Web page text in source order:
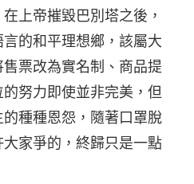
在上帝摧毀巴別塔之後，
的和平理想鄉，該屬大
售票改為實名制、商品提
努力即使並非完美，但
種種恩怨，隨著口罩脫
家爭的，終歸只是一點